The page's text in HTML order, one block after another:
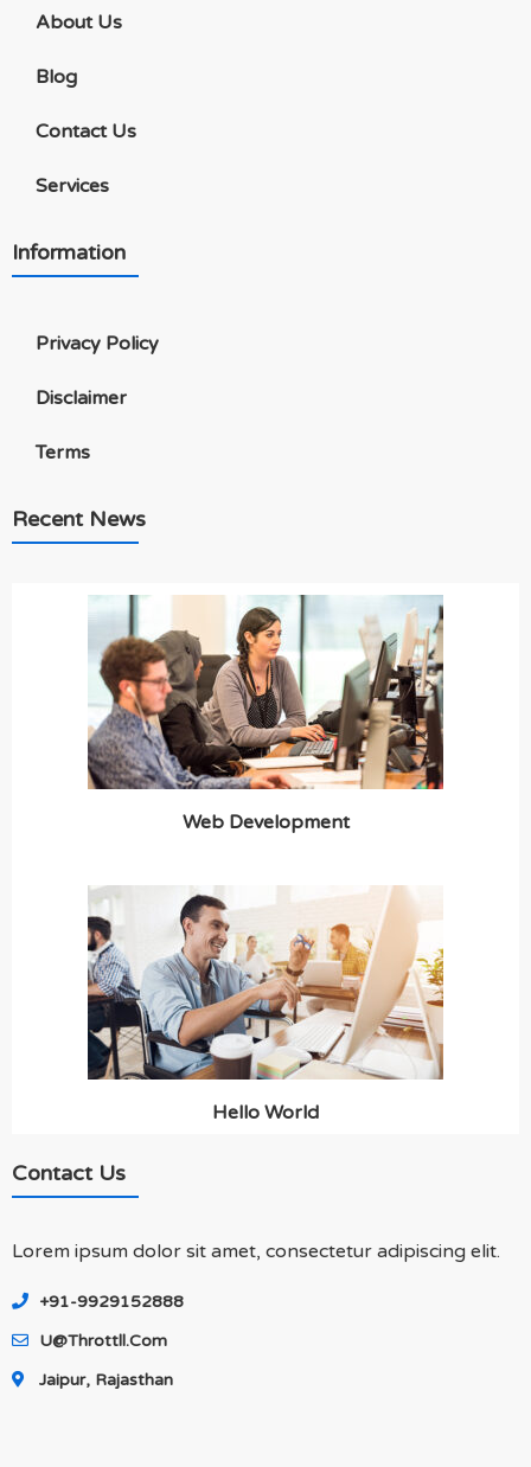
About Us
Blog
Contact Us
Services
Information
Privacy Policy
Disclaimer
Terms
Recent News
Web Development
Hello World
Contact Us
Lorem ipsum dolor sit amet, consectetur adipiscing elit.
+91-9929152888
U@throttll.com
Jaipur, Rajasthan